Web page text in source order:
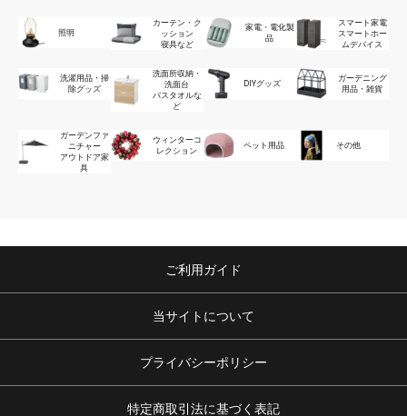
照明
カーテン・ク
ッション
寝具など
家電・電化製
品
スマート家電
スマートホー
ムデバイス
洗濯用品・掃
除グッズ
洗面所収納・
洗面台
バスタオルな
ど
DIYグッズ
ガーデニング
用品・雑貨
ガーデンファ
ニチャー
アウトドア家
具
ウィンターコ
レクション
ペット用品 その他
ご利用ガイド
当サイトについて
プライバシーポリシー
特定商取引法に基づく表記